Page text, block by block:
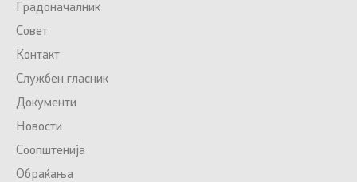
Градоначалник
Совет
Контакт
Службен гласник
Документи
Новости
Соопштенија
Обраќања